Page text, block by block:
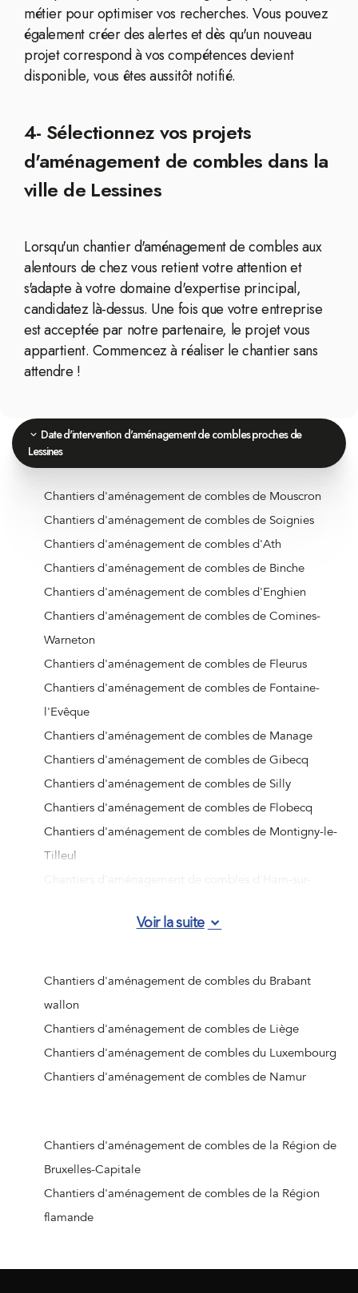
métier pour optimiser vos recherches. Vous pouvez
également créer des alertes et dès qu'un nouveau
projet correspond à vos compétences devient
disponible, vous êtes aussitôt notifié.
4- Sélectionnez vos projets
d'aménagement de combles dans la
ville de Lessines
Lorsqu'un chantier d'aménagement de combles aux
alentours de chez vous retient votre attention et
s'adapte à votre domaine d'expertise principal,
candidatez là-dessus. Une fois que votre entreprise
est acceptée par notre partenaire, le projet vous
appartient. Commencez à réaliser le chantier sans
attendre !
Date d'intervention d'aménagement de combles proches de
Lessines
Chantiers d'aménagement de combles de Mouscron
Chantiers d'aménagement de combles de Soignies
Chantiers d'aménagement de combles d'Ath
Chantiers d'aménagement de combles de Binche
Chantiers d'aménagement de combles d'Enghien
Chantiers d'aménagement de combles de Comines-
Warneton
Chantiers d'aménagement de combles de Fleurus
Chantiers d'aménagement de combles de Fontaine-
l'Evêque
Chantiers d'aménagement de combles de Manage
Chantiers d'aménagement de combles de Gibecq
Chantiers d'aménagement de combles de Silly
Chantiers d'aménagement de combles de Flobecq
Chantiers d'aménagement de combles de Montigny-le-
Tilleul
Chantiers d'aménagement de combles d'Aiseau-Presles
Chantiers d'aménagement de combles de Colfontaine
Chantiers d'aménagement de combles de Bernissart
Chantiers d'aménagement de combles d'Honnelles
Chantiers d'aménagement de combles de Deux-Acren
Chantiers d'aménagement de combles d'Ellezelles
Chantiers d'aménagement de combles d'Ellezelles
Chantiers d'aménagement de combles de Les Bons
Villers
Chantiers d'aménagement de combles d'Angre
Voir la suite
Chantiers d'aménagement de combles du Brabant
wallon
Chantiers d'aménagement de combles de Liège
Chantiers d'aménagement de combles du Luxembourg
Chantiers d'aménagement de combles de Namur
Chantiers d'aménagement de combles de la Région de
Bruxelles-Capitale
Chantiers d'aménagement de combles de la Région
flamande